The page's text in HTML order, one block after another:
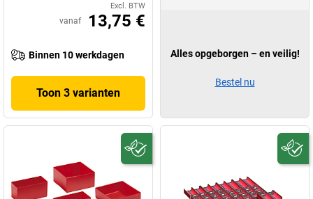
Excl. BTW
vanaf 13,75 €
Binnen 10 werkdagen
Toon 3 varianten
Alles opgeborgen – en veilig!
Bestel nu